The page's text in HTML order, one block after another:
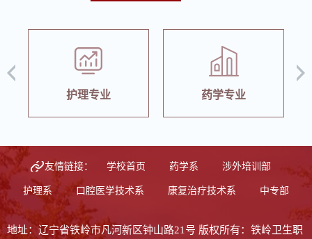
护理专业 药学专业
友情链接： 学校首页 药学系 涉外培训部
护理系 口腔医学技术系 康复治疗技术系 中专部
地址：辽宁省铁岭市凡河新区钟山路21号 版权所有：铁岭卫生职